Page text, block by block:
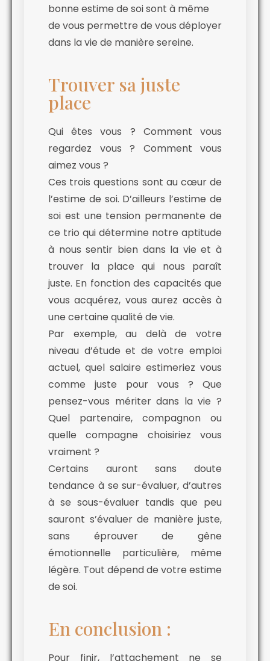
bonne estime de soi sont à même
de vous permettre de vous déployer
dans la vie de manière sereine.
Trouver sa juste
place
Qui êtes vous ? Comment vous
regardez vous ? Comment vous
aimez vous ?
Ces trois questions sont au cœur de
l’estime de soi. D’ailleurs l’estime de
soi est une tension permanente de
ce trio qui détermine notre aptitude
à nous sentir bien dans la vie et à
trouver la place qui nous paraît
juste. En fonction des capacités que
vous acquérez, vous aurez accès à
une certaine qualité de vie.
Par exemple, au delà de votre
niveau d’étude et de votre emploi
actuel, quel salaire estimeriez vous
comme juste pour vous ? Que
pensez-vous mériter dans la vie ?
Quel partenaire, compagnon ou
quelle compagne choisiriez vous
vraiment ?
Certains auront sans doute
tendance à se sur-évaluer, d’autres
à se sous-évaluer tandis que peu
sauront s’évaluer de manière juste,
sans éprouver de gêne
émotionnelle particulière, même
légère. Tout dépend de votre estime
de soi.
En conclusion :
Pour finir, l’attachement ne se